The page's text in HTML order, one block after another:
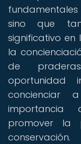
sino que
significativo en
la
de
oportunidad
concienciar
importancia
promover la
conservación.